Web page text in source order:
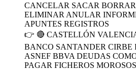
👉 🔴 CASTELLÓN
BANCO SANTANDER CIRBE
ASNEF BBVA DEUDAS
PAGAR FICHEROS